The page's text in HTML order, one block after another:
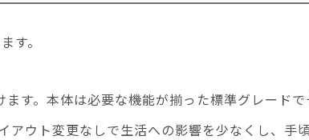
す。
す。本体は必要な機能が揃った標準グレードで
アウト変更なしで生活への影響を少なくし、手